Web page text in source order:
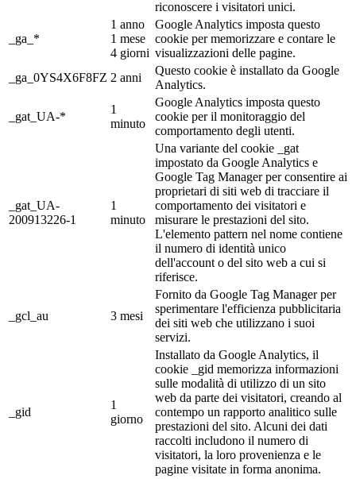
riconoscere i visitatori unici.
_ga_*
1 anno
1 mese
4 giorni
Google Analytics imposta questo
cookie per memorizzare e contare le
visualizzazioni delle pagine.
_ga_0YS4X6F8FZ 2 anni
Questo cookie è installato da Google
Analytics.
_gat_UA-*
1
minuto
Google Analytics imposta questo
cookie per il monitoraggio del
comportamento degli utenti.
_gat_UA-
200913226-1
1
minuto
Una variante del cookie _gat
impostato da Google Analytics e
Google Tag Manager per consentire ai
proprietari di siti web di tracciare il
comportamento dei visitatori e
misurare le prestazioni del sito.
L'elemento pattern nel nome contiene
il numero di identità unico
dell'account o del sito web a cui si
riferisce.
_gcl_au 3 mesi
Fornito da Google Tag Manager per
sperimentare l'efficienza pubblicitaria
dei siti web che utilizzano i suoi
servizi.
_gid
1
giorno
Installato da Google Analytics, il
cookie _gid memorizza informazioni
sulle modalità di utilizzo di un sito
web da parte dei visitatori, creando al
contempo un rapporto analitico sulle
prestazioni del sito. Alcuni dei dati
raccolti includono il numero di
visitatori, la loro provenienza e le
pagine visitate in forma anonima.